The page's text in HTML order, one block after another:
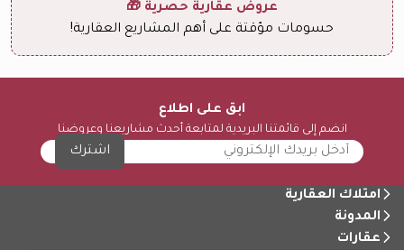
عروض عقارية حصرية 🎁
حسومات مؤقتة على أهم المشاريع العقارية!
ابق على اطلاع
انضم إلى قائمتنا البريدية لمتابعة أحدث مشاريعنا وعروضنا
اشترك
امتلاك العقارية
المدونة
عقارات